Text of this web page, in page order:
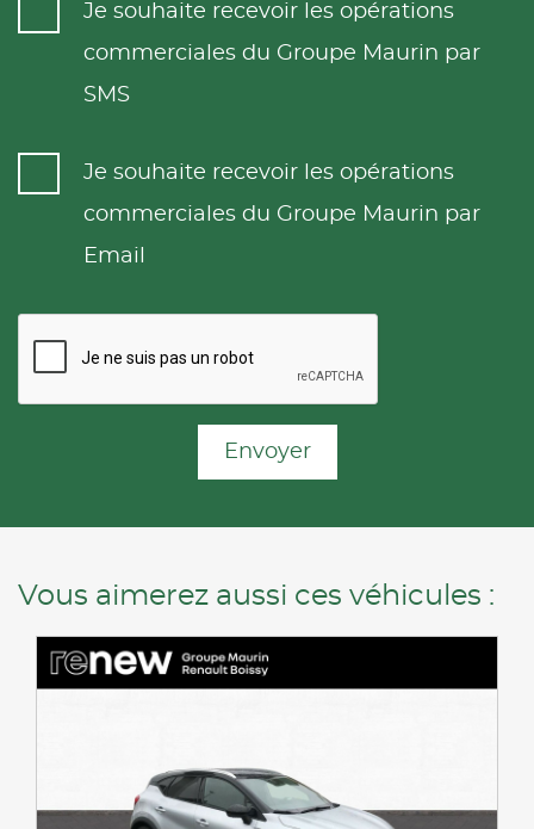
Je souhaite recevoir les opérations
commerciales du Groupe Maurin par
SMS
Je souhaite recevoir les opérations
commerciales du Groupe Maurin par
Email
Envoyer
Vous aimerez aussi ces véhicules :